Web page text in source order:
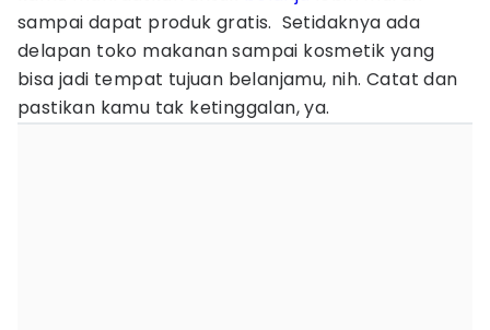
sampai dapat produk gratis. Setidaknya ada
delapan toko makanan sampai kosmetik yang
bisa jadi tempat tujuan belanjamu, nih. Catat dan
pastikan kamu tak ketinggalan, ya.